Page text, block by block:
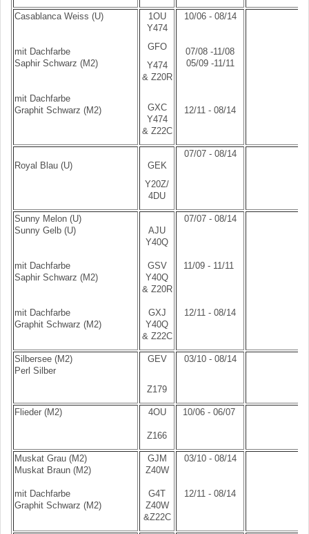
Casablanca Weiss (U)
mit Dachfarbe
Saphir Schwarz (M2)
mit Dachfarbe
Graphit Schwarz (M2)
1OU
Y474
GFO
Y474
& Z20R
GXC
Y474
& Z22C
10/06 - 08/14
07/08 -11/08
05/09 -11/11
12/11 - 08/14
Royal Blau (U)
GEK
Y20Z/
4DU
07/07 - 08/14
Sunny Melon (U)
Sunny Gelb (U)
mit Dachfarbe
Saphir Schwarz (M2)
mit Dachfarbe
Graphit Schwarz (M2)
AJU
Y40Q
GSV
Y40Q
& Z20R
GXJ
Y40Q
& Z22C
07/07 - 08/14
11/09 - 11/11
12/11 - 08/14
Silbersee (M2)
Perl Silber
GEV
Z179
03/10 - 08/14
Flieder (M2) 4OU
Z166
10/06 - 06/07
Muskat Grau (M2)
Muskat Braun (M2)
mit Dachfarbe
Graphit Schwarz (M2)
GJM
Z40W
G4T
Z40W
&Z22C
03/10 - 08/14
12/11 - 08/14